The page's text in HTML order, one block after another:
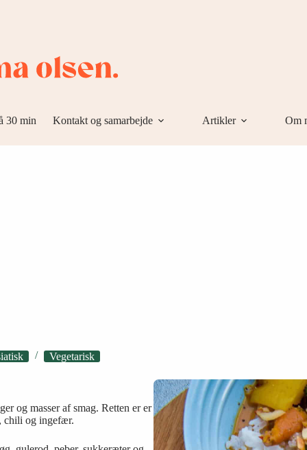
30 min Kontakt og samarbejde Artikler Om
Vegetarisk
og masser af smag. Retten er er
chili og ingefær.